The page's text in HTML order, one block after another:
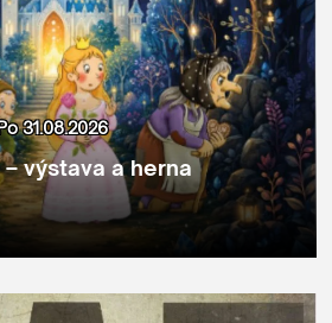
31.08.2026
výstava a herna